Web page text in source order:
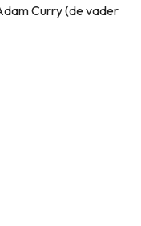
Curry (de vader